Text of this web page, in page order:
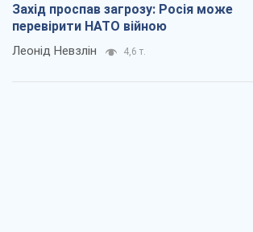
Захід проспав загрозу: Росія може
перевірити НАТО війною
Леонід Невзлін 4,6 т.